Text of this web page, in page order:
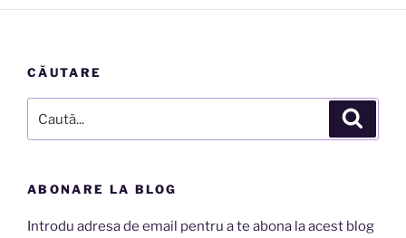
CĂUTARE
după:
ABONARE LA BLOG
Introdu adresa de email pentru a te abona la acest blog